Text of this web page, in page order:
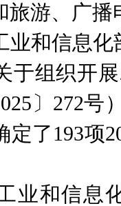
旅游、广
信息化
于组织开
〕272
定了193项
和信息化